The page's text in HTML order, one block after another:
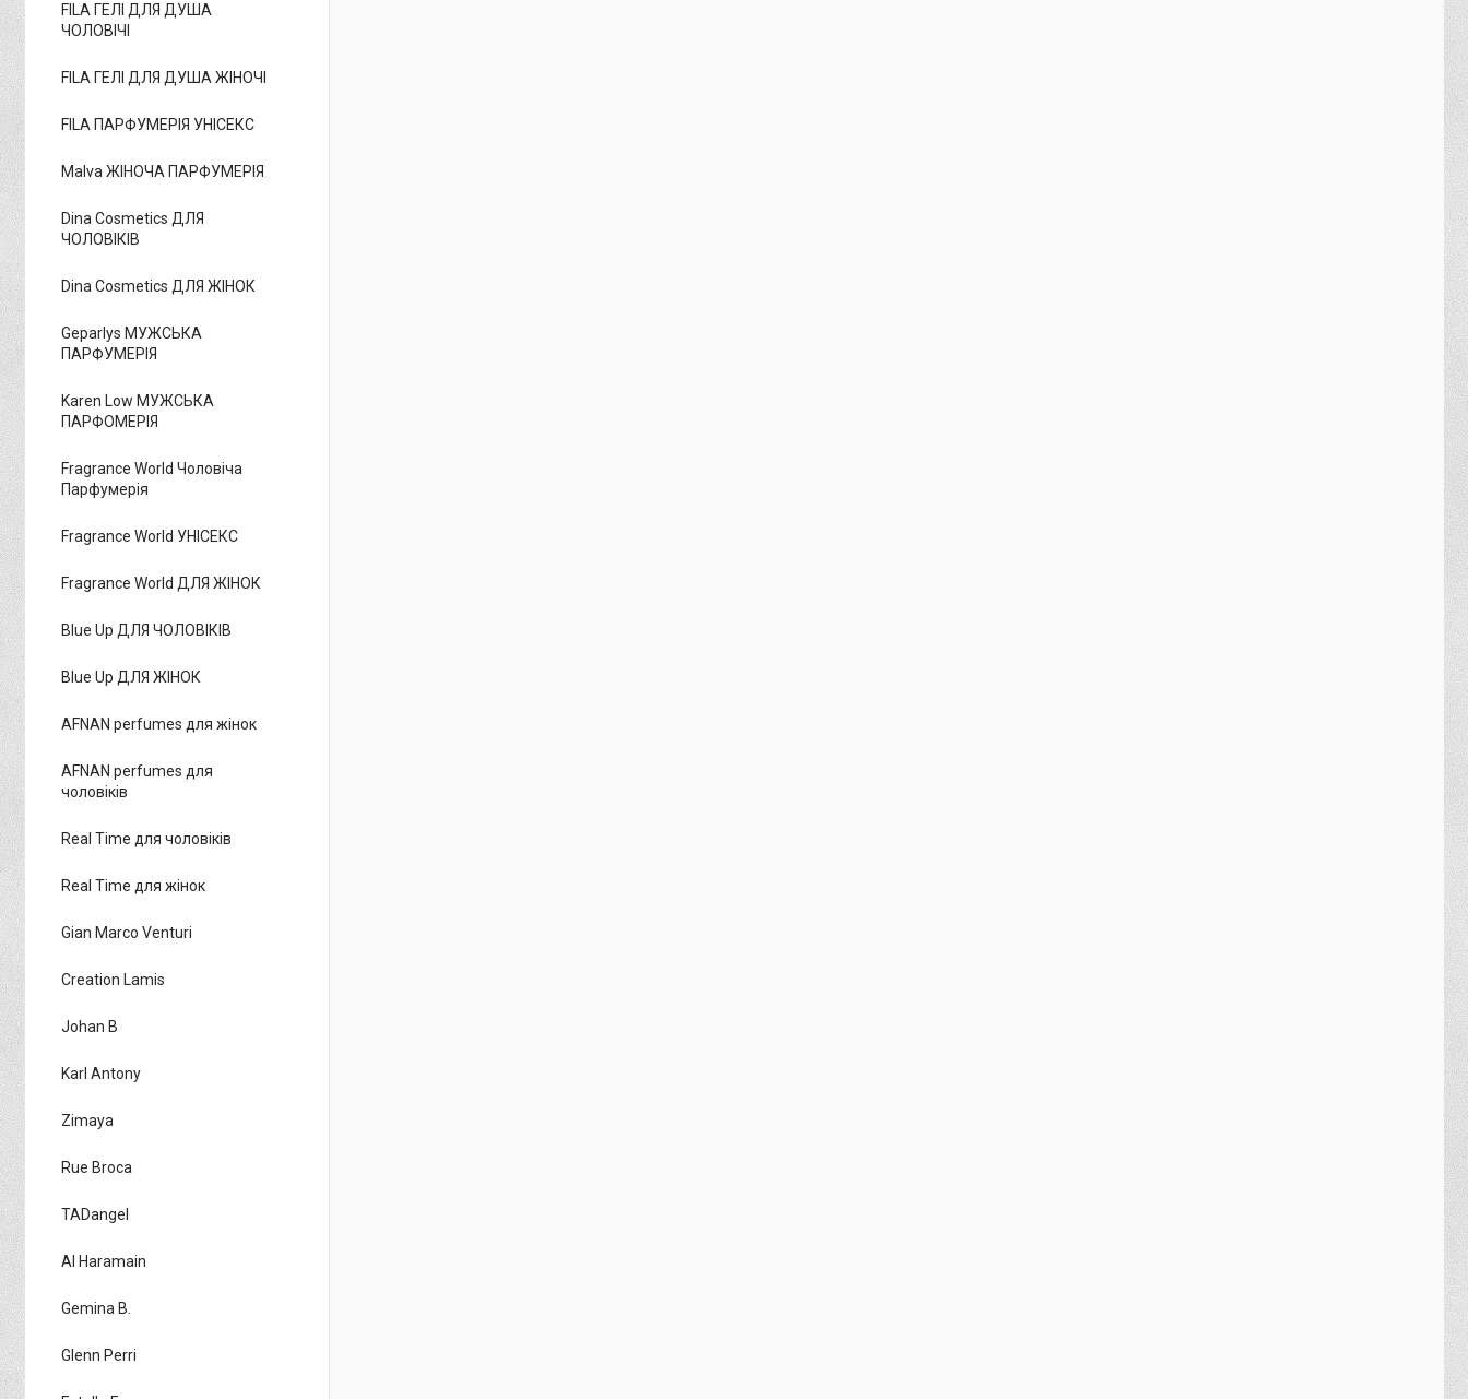
FILA ГЕЛІ ДЛЯ ДУША
ЧОЛОВІЧІ
FILA ГЕЛІ ДЛЯ ДУША ЖІНОЧІ
FILA ПАРФУМЕРІЯ УНІСЕКС
Malva ЖІНОЧА ПАРФУМЕРІЯ
Dina Cosmetics ДЛЯ
ЧОЛОВІКІВ
Dina Cosmetics ДЛЯ ЖІНОК
Geparlys МУЖСЬКА
ПАРФУМЕРІЯ
Karen Low МУЖСЬКА
ПАРФОМЕРІЯ
Fragrance World Чоловіча
Парфумерія
Fragrance World УНІСЕКС
Fragrance World ДЛЯ ЖІНОК
Blue Up ДЛЯ ЧОЛОВІКІВ
Blue Up ДЛЯ ЖІНОК
AFNAN perfumes для жінок
AFNAN perfumes для
чоловіків
Real Time для чоловіків
Real Time для жінок
Gian Marco Venturi
Creation Lamis
Johan B
Karl Antony
Zimaya
Rue Broca
TADangel
Al Haramain
Gemina B.
Glenn Perri